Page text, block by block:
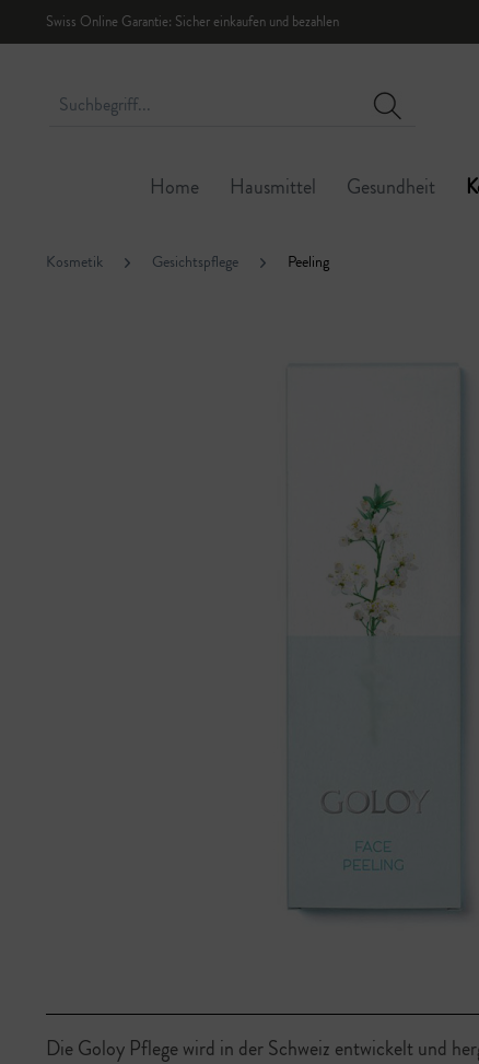
Swiss Online Garantie: Sicher einkaufen und bezahlen
Home Hausmittel Gesundheit
Kosmetik Gesichtspflege Peeling
Die Goloy Pflege wird in der Schweiz entwickelt und